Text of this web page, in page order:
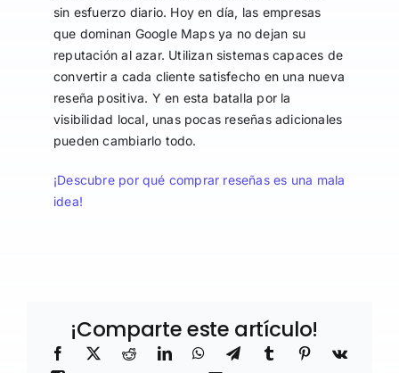
sin esfuerzo diario. Hoy en día, las empresas
que dominan Google Maps ya no dejan su
reputación al azar. Utilizan sistemas capaces de
convertir a cada cliente satisfecho en una nueva
reseña positiva. Y en esta batalla por la
visibilidad local, unas pocas reseñas adicionales
pueden cambiarlo todo.
¡Descubre por qué comprar reseñas es una mala
idea!
¡Comparte este artículo!